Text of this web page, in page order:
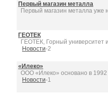
Первый магазин металла
Первый магазин металла уже
ГЕОТЕК
ГЕОТЕК, Горный университет
Новости-2
«Илеко»
ООО «Илеко» основано в 1992
Новости-1